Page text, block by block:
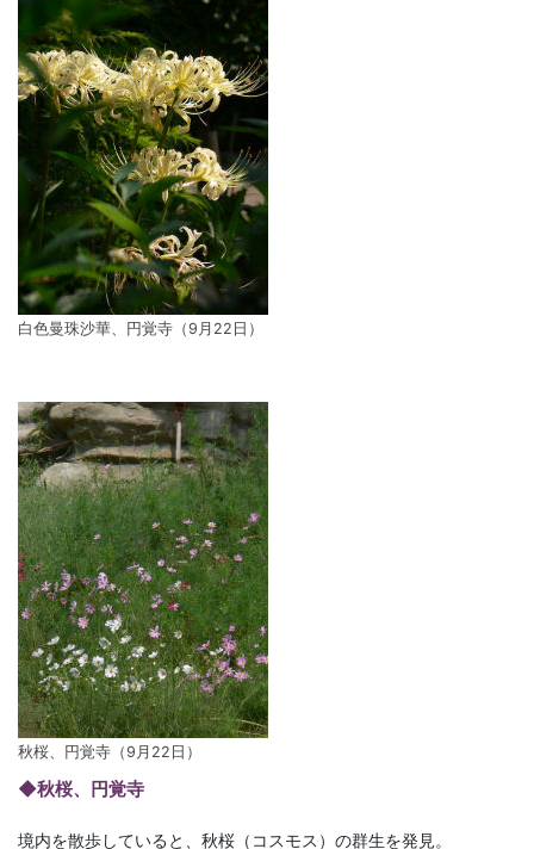
白色曼珠沙華、円覚寺（9月22日）
秋桜、円覚寺（9月22日）
◆秋桜、円覚寺
境内を散歩していると、秋桜（コスモス）の群生を発見。